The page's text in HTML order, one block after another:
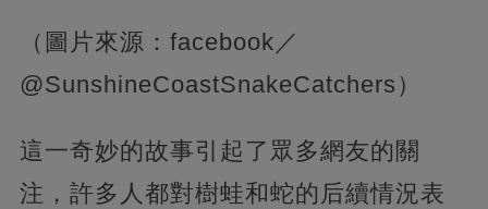
（圖片來源：facebook／
@SunshineCoastSnakeCatchers）
這一奇妙的故事引起了眾多網友的關
注，許多人都對樹蛙和蛇的后續情況表